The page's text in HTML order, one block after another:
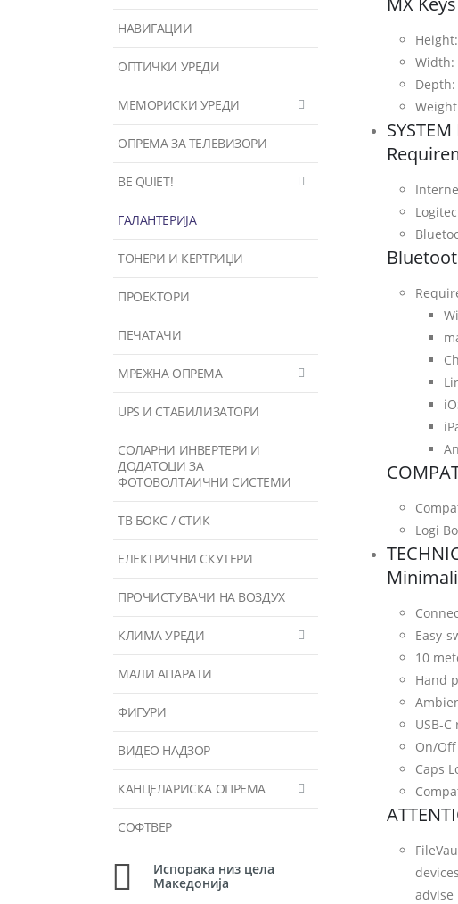
Width:
Logi
Easy-
10
Hand
USB-
On/
Caps
advise
НАВИГАЦИИ
ОПТИЧКИ УРЕДИ
МЕМОРИСКИ УРЕДИ
ОПРЕМА ЗА ТЕЛЕВИЗОРИ
BE QUIET!
ГАЛАНТЕРИЈА
ТОНЕРИ И КЕРТРИЏИ
ПРОЕКТОРИ
ПЕЧАТАЧИ
МРЕЖНА ОПРЕМА
UPS И СТАБИЛИЗАТОРИ
СОЛАРНИ ИНВЕРТЕРИ И
ДОДАТОЦИ ЗА
ФОТОВОЛТАИЧНИ СИСТЕМИ
ТВ БОКС / СТИК
ЕЛЕКТРИЧНИ СКУТЕРИ
ПРОЧИСТУВАЧИ НА ВОЗДУХ
КЛИМА УРЕДИ
МАЛИ АПАРАТИ
ФИГУРИ
ВИДЕО НАДЗОР
КАНЦЕЛАРИСКА ОПРЕМА
СОФТВЕР
Испорака низ цела
Македонија